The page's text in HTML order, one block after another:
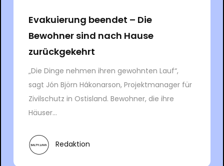
Evakuierung beendet – Die
Bewohner sind nach Hause
zurückgekehrt
„Die Dinge nehmen ihren gewohnten Lauf“,
sagt Jón Björn Hákonarson, Projektmanager für
Zivilschutz in Ostisland. Bewohner, die ihre
Häuser...
Redaktion